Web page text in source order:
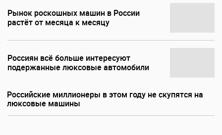
Рынок роскошных машин в России
растёт от месяца к месяцу
Россиян всё больше интересуют
подержанные люксовые автомобили
Российские миллионеры в этом году не скупятся на
люксовые машины